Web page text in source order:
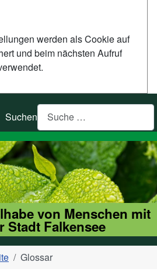
werden als Cookie auf
und beim nächsten Aufruf
Suchen
von Menschen mit
Stadt Falkensee
Glossar